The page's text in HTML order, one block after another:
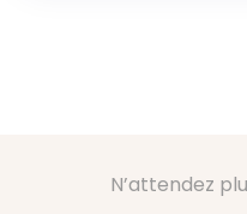
N’attendez